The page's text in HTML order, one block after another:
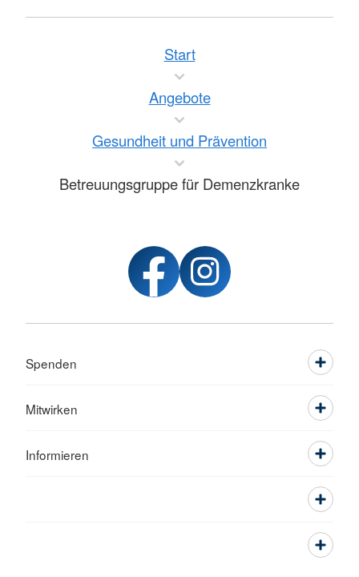
Start
Angebote
Gesundheit und Prävention
Betreuungsgruppe für Demenzkranke
Spenden
Mitwirken
Informieren